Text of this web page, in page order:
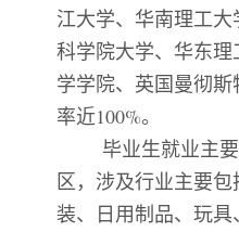
江大学、华南理工
科学院大学、华东
学学院、英国曼彻斯
率近100%。
毕业生就业主
区，涉及行业主要
装、日用制品、玩